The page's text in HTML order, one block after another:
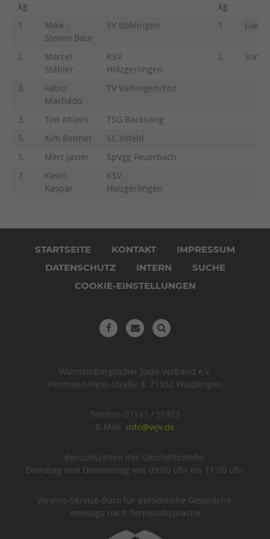
kg
kg
1.
Mike -
Steven Baur
SV Böblingen 1. Liane
2.
Marcel
Stäbler
KSV
Holzgerlingen
2. Sonja
3.
Fabio
Machado
TV Vaihingen/Enz
3. Tim Ahlers
TSG Backnang
5.
Kim Renner
SC Ilsfeld
5.
Mert Jaster
SpVgg Feuerbach
7.
Kevin
Kaspar
KSV
Holzgerlingen
überspringen
STARTSEITE KONTAKT
IMPRESSUM
DATENSCHUTZ
INTERN
SUCHE
COOKIE-EINSTELLUNGEN
Württembergischer Judo-Verband e.V.
Hermann-Hess-Straße 8, 71332 Waiblingen
Telefon: 07151 / 51973
E-Mail: info@wjv.de
Besuchszeiten der Geschäftsstelle:
Dienstag und Donnerstag von 09:00 Uhr bis 11:00 Uhr
Vereins-Service-Büro für persönliche Gespräche:
montags nach Terminabsprache